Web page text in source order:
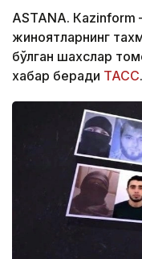
ASTANА. Кazinform
жиноятларнинг
бўлган шахслар
хабар беради ТАСС.